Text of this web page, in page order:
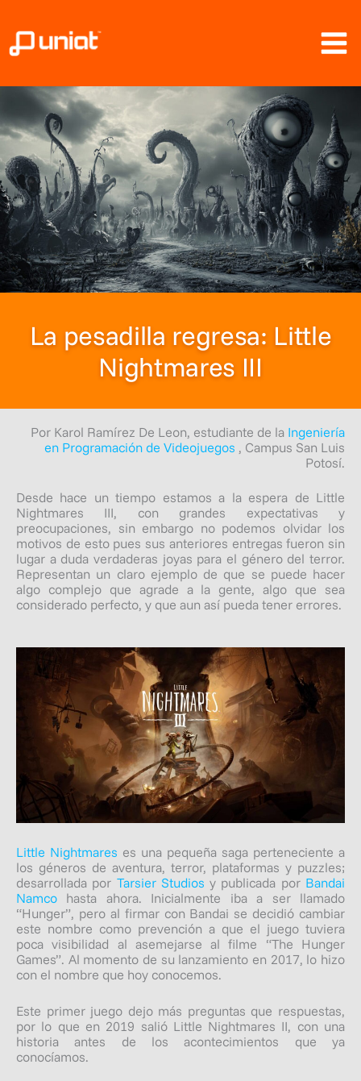
contenido
La pesadilla regresa: Little
Nightmares III
Por Karol Ramírez De Leon, estudiante de la Ingeniería
en Programación de Videojuegos , Campus San Luis
Potosí.
Desde hace un tiempo estamos a la espera de Little
Nightmares III, con grandes expectativas y
preocupaciones, sin embargo no podemos olvidar los
motivos de esto pues sus anteriores entregas fueron sin
lugar a duda verdaderas joyas para el género del terror.
Representan un claro ejemplo de que se puede hacer
algo complejo que agrade a la gente, algo que sea
considerado perfecto, y que aun así pueda tener errores.
Little Nightmares es una pequeña saga perteneciente a
los géneros de aventura, terror, plataformas y puzzles;
desarrollada por Tarsier Studios y publicada por Bandai
Namco hasta ahora. Inicialmente iba a ser llamado
“Hunger”, pero al firmar con Bandai se decidió cambiar
este nombre como prevención a que el juego tuviera
poca visibilidad al asemejarse al filme “The Hunger
Games”. Al momento de su lanzamiento en 2017, lo hizo
con el nombre que hoy conocemos.
Este primer juego dejo más preguntas que respuestas,
por lo que en 2019 salió Little Nightmares II, con una
historia antes de los acontecimientos que ya
conocíamos.